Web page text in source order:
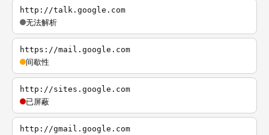
http://talk.google.com
无法解析
https://mail.google.com
间歇性
http://sites.google.com
已屏蔽
http://gmail.google.com